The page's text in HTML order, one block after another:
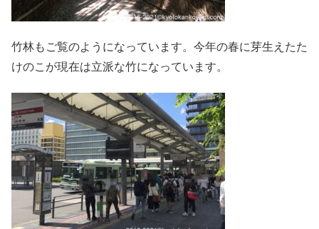
竹林もご覧のようになっています。今年の春に芽生えたた
けのこが現在は立派な竹になっています。